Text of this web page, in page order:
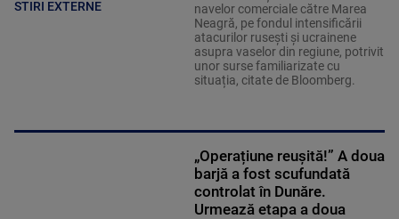
STIRI EXTERNE
navelor comerciale către Marea
Neagră, pe fondul intensificării
atacurilor rusești și ucrainene
asupra vaselor din regiune, potrivit
unor surse familiarizate cu
situația, citate de Bloomberg.
„Operațiune reușită!” A doua
barjă a fost scufundată
controlat în Dunăre.
Urmează etapa a doua